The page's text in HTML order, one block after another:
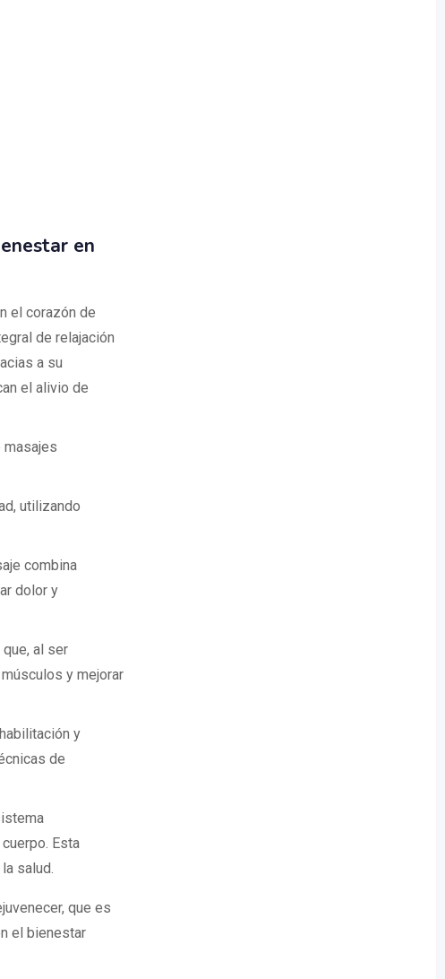
en
el corazón de
de relajación
a su
el alivio de
utilizando
combina
dolor y
al ser
y mejorar
y
de
Esta
salud.
que es
el bienestar